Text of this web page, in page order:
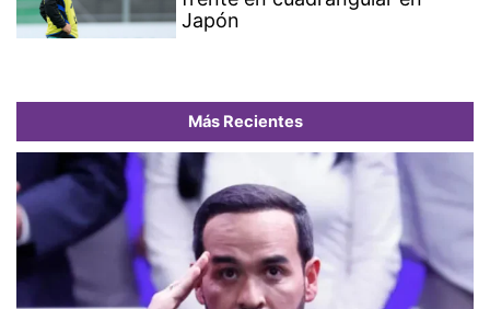
Japón
Más Recientes